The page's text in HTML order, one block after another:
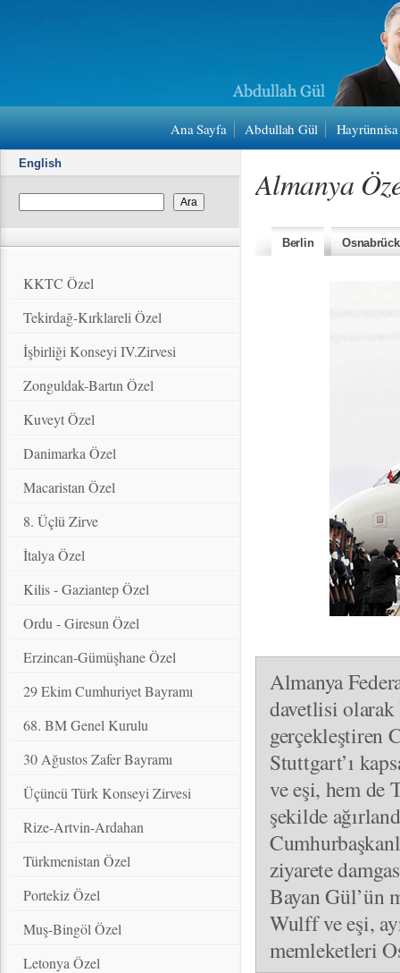
Ana Sayfa Abdullah Gül
English
KKTC Özel
Tekirdağ-Kırklareli Özel
İşbirliği Konseyi IV.Zirvesi
Zonguldak-Bartın Özel
Kuveyt Özel
Danimarka Özel
Macaristan Özel
8. Üçlü Zirve
İtalya Özel
Kilis - Gaziantep Özel
Ordu - Giresun Özel
Erzincan-Gümüşhane Özel
29 Ekim Cumhuriyet Bayramı
68. BM Genel Kurulu
30 Ağustos Zafer Bayramı
Üçüncü Türk Konseyi Zirvesi
Rize-Artvin-Ardahan
Türkmenistan Özel
Portekiz Özel
Muş-Bingöl Özel
Letonya Özel
Almanya
Berlin Osnabrück
Almanya
davetlisi
gerçekleştiren
Stuttgart’ı
ve eşi, hem de
şekilde
ziyarete
Bayan Gül’ün
Wulff ve eşi,
memleketleri